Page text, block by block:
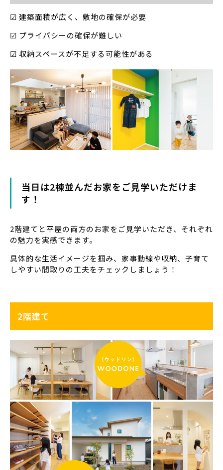
☑ 建築面積が広く、敷地の確保が必要
☑ プライバシーの確保が難しい
☑ 収納スペースが不足する可能性がある
当日は2棟並んだお家をご見学いただけま
す！
2階建てと平屋の両方のお家をご見学いただき、それぞれ
の魅力を実感できます。
具体的な生活イメージを掴み、家事動線や収納、子育て
しやすい間取りの工夫をチェックしましょう！
2階建て